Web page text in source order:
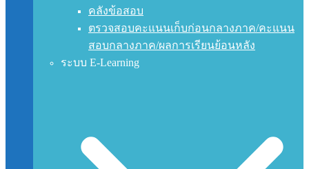
คลังข้อสอบ
ตรวจสอบคะแนนเก็บก่อนกลางภาค/คะแนน
สอบกลางภาค/ผลการเรียนย้อนหลัง
ระบบ E-Learning